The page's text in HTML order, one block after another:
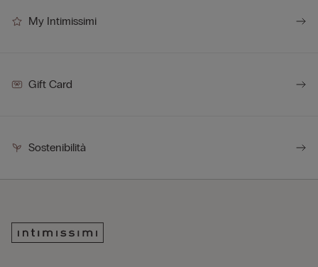
My Intimissimi
Gift Card
Sostenibilità